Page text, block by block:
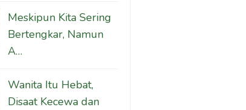
Meskipun Kita Sering
Bertengkar, Namun
A…
Wanita Itu Hebat,
Disaat Kecewa dan